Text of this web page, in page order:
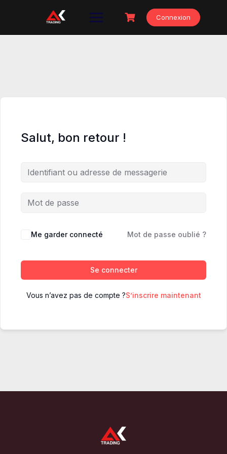
Connexion
Salut, bon retour !
Me garder connecté Mot de passe oublié ?
Se connecter
Vous n’avez pas de compte ?S’inscrire maintenant